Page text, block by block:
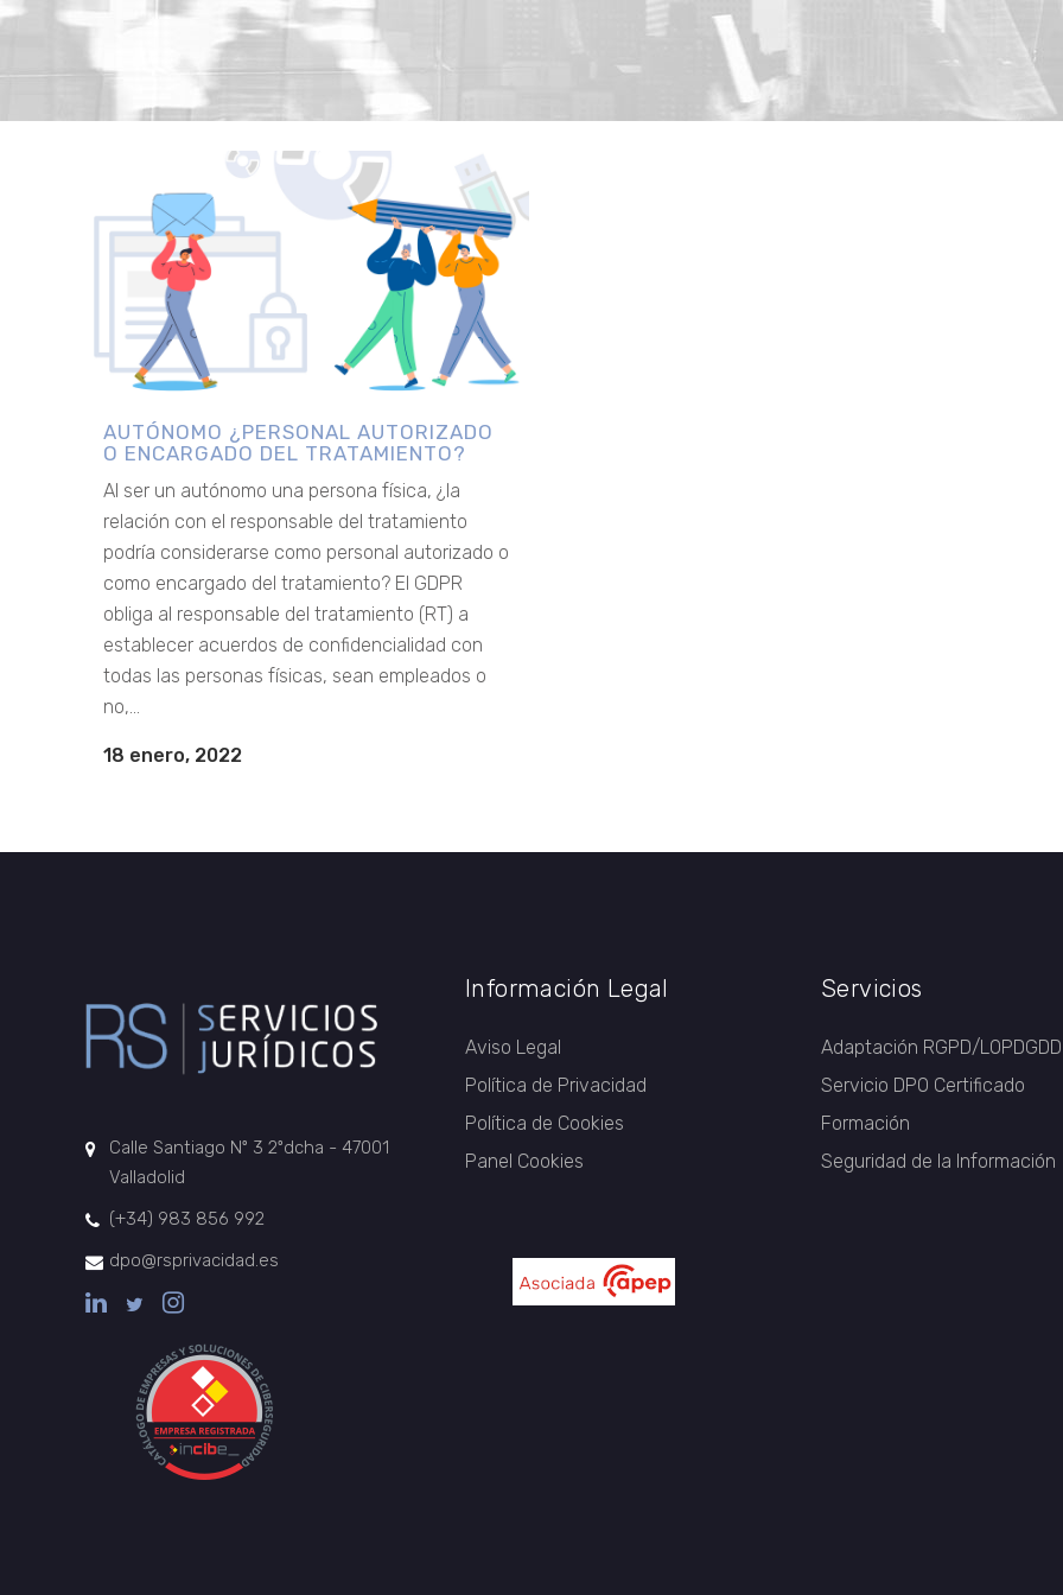
AUTÓNOMO ¿PERSONAL AUTORIZADO
O ENCARGADO DEL TRATAMIENTO?
Al ser un autónomo una persona física, ¿la
relación con el responsable del tratamiento
podría considerarse como personal autorizado o
como encargado del tratamiento? El GDPR
obliga al responsable del tratamiento (RT) a
establecer acuerdos de confidencialidad con
todas las personas físicas, sean empleados o
no,...
18 enero, 2022
Calle Santiago Nº 3 2ºdcha - 47001
Valladolid
(+34) 983 856 992
dpo@rsprivacidad.es
Información Legal
Aviso Legal
Política de Privacidad
Política de Cookies
Panel Cookies
Servicios
Adaptación RGPD/LOPDGDD
Servicio DPO Certificado
Formación
Seguridad de la Información